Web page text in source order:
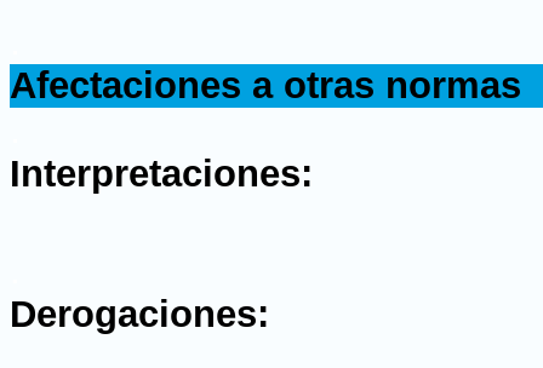
Afectaciones a otras normas
Interpretaciones:
Derogaciones: